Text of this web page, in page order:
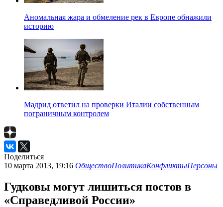
Аномальная жара и обмеление рек в Европе обнажили
историю
Мадрид ответил на проверки Италии собственным
пограничным контролем
Поделиться
10 марта 2013, 19:16 ОбществоПолитикаКонфликтыПерсоны
Гудковы могут лишиться постов в
«Справедливой России»